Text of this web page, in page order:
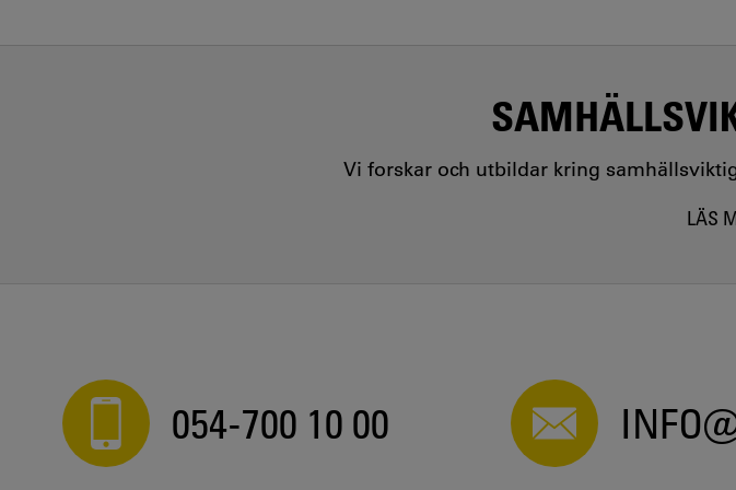
Vi forskar och utbildar kring
LÄS
054-700 10 00